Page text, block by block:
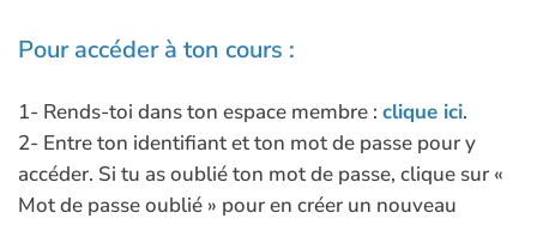
Pour accéder à ton cours :
1- Rends-toi dans ton espace membre : clique ici.
2- Entre ton identifiant et ton mot de passe pour y
accéder. Si tu as oublié ton mot de passe, clique sur «
Mot de passe oublié » pour en créer un nouveau